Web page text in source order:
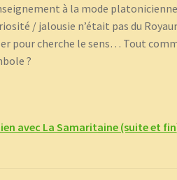
à la mode
/ jalousie n’était pas du
pour cherche le sens… Tout
?
avec La Samaritaine (suite et